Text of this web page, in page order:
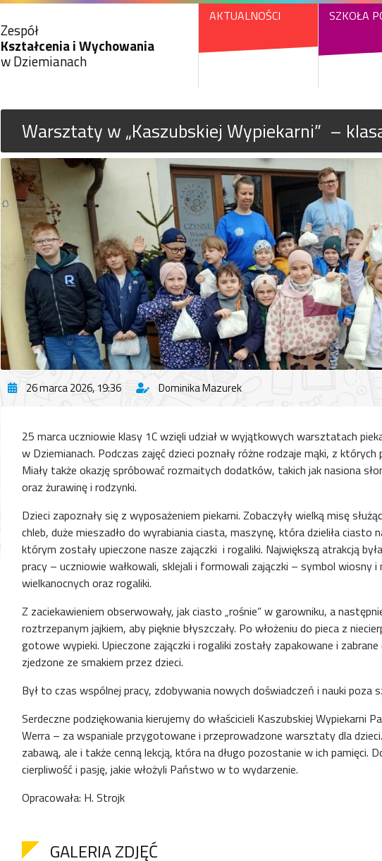
Zespół
Kształcenia i Wychowania
w Dziemianach
AKTUALNOŚCI SZKOŁA
Warsztaty w „Kaszubskiej Wypiekarni” –
26 marca 2026, 19:36 Dominika Mazurek
25 marca uczniowie klasy 1C wzięli udział w wyjątkowych warsztatach
w Dziemianach. Podczas zajęć dzieci poznały różne rodzaje mąki, z których
Miały także okazję spróbować rozmaitych dodatków, takich jak nasiona
oraz żurawinę i rodzynki.
Dzieci zapoznały się z wyposażeniem piekarni. Zobaczyły wielką misę
chleb, duże mieszadło do wyrabiania ciasta, maszynę, która dzieliła ciasto
którym zostały upieczone nasze zajączki i rogaliki. Największą atrakcją
pracy – uczniowie wałkowali, sklejali i formowali zajączki – symbol wiosny i
wielkanocnych oraz rogaliki.
Z zaciekawieniem obserwowały, jak ciasto „rośnie” w garowniku, a
roztrzepanym jajkiem, aby pięknie błyszczały. Po włożeniu do pieca z
gotowe wypieki. Upieczone zajączki i rogaliki zostały zapakowane i
zjedzone ze smakiem przez dzieci.
Był to czas wspólnej pracy, zdobywania nowych doświadczeń i nauki poza
Serdeczne podziękowania kierujemy do właścicieli Kaszubskiej Wypiekarni
Werra – za wspaniale przygotowane i przeprowadzone warsztaty dla
zabawą, ale i także cenną lekcją, która na długo pozostanie w ich pamięci.
cierpliwość i pasję, jakie włożyli Państwo w to wydarzenie.
Opracowała: H. Strojk
GALERIA ZDJĘĆ